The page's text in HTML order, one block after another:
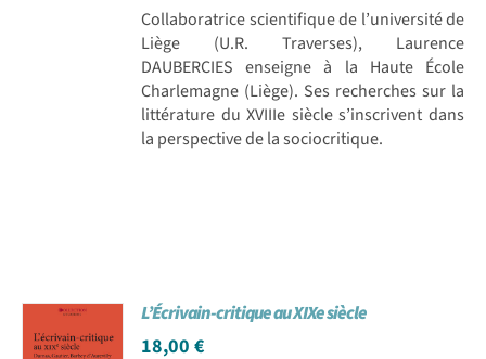
Collaboratrice scientifique de l’université de
Liège (U.R. Traverses), Laurence
DAUBERCIES enseigne à la Haute École
Charlemagne (Liège). Ses recherches sur la
littérature du XVIIIe siècle s’inscrivent dans
la perspective de la sociocritique.
L’Écrivain-critique au XIXe siècle
18,00€